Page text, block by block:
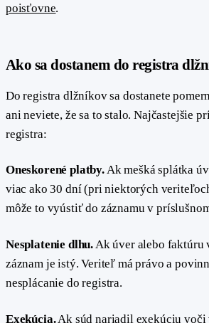
poisťovne.
Ako sa dostanem do registra
Do registra dlžníkov sa dostanete
ani neviete, že sa to stalo. Najčastejšie
registra:
Oneskorené platby.Ak mešká splátka
viac ako 30 dní (pri niektorých
môže to vyústiť do záznamu v
Nesplatenie dlhu.Ak úver alebo faktúru
záznam je istý. Veriteľ má právo a
nesplácanie do registra.
Exekúcia.Ak súd nariadil exekúciu voči